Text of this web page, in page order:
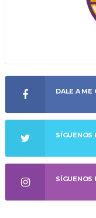
DALE A ME
SÍGUENOS